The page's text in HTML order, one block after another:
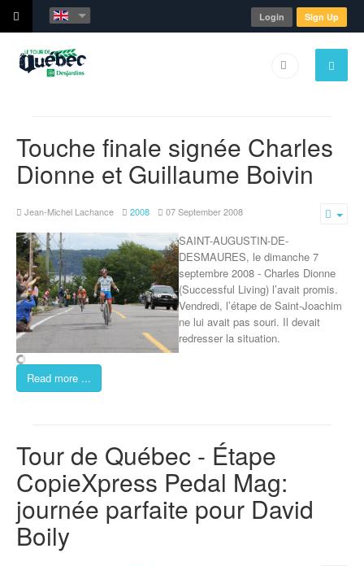
Login Sign Up
Touche finale signée Charles
Dionne et Guillaume Boivin
Jean-Michel Lachance 2008 07 September 2008
SAINT-AUGUSTIN-DE-
DESMAURES, le dimanche 7
septembre 2008 - Charles Dionne
(Successful Living) l’avait promis.
Vendredi, l’étape de Saint-Joachim
ne lui avait pas souri. Il devait
redresser la situation.
Read more ...
Tour de Québec - Étape
CopieXpress Pedal Mag:
journée parfaite pour David
Boily